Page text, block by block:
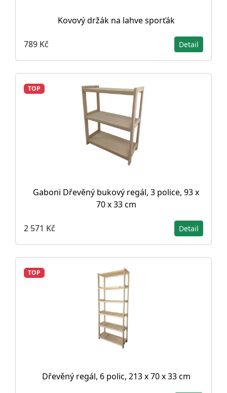
Kovový držák na lahve sporťák
789 Kč Detail
TOP
Gaboni Dřevěný bukový regál, 3 police, 93 x
70 x 33 cm
2 571 Kč Detail
TOP
Dřevěný regál, 6 polic, 213 x 70 x 33 cm